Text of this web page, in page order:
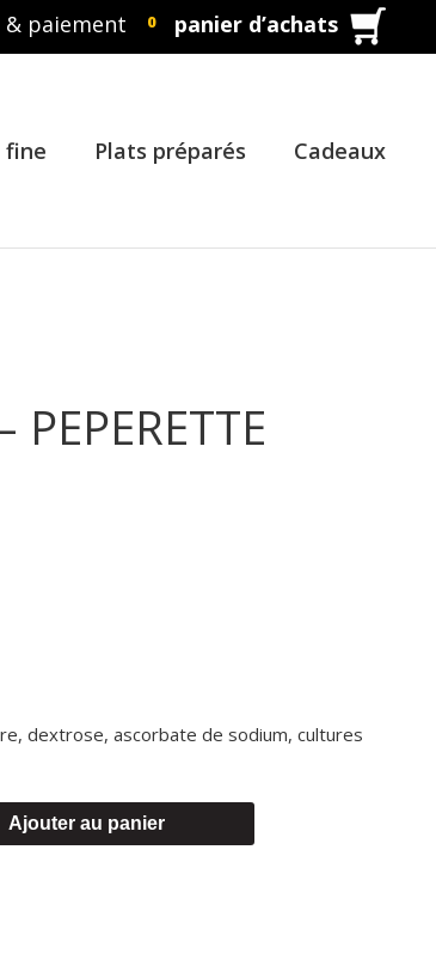
paiement panier d’achats
0
fine Plats préparés Cadeaux
dextrose, ascorbate de sodium, cultures
Ajouter au panier